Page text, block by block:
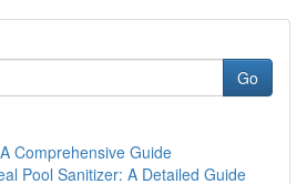
Go
Comprehensive Guide
Pool Sanitizer: A Detailed Guide